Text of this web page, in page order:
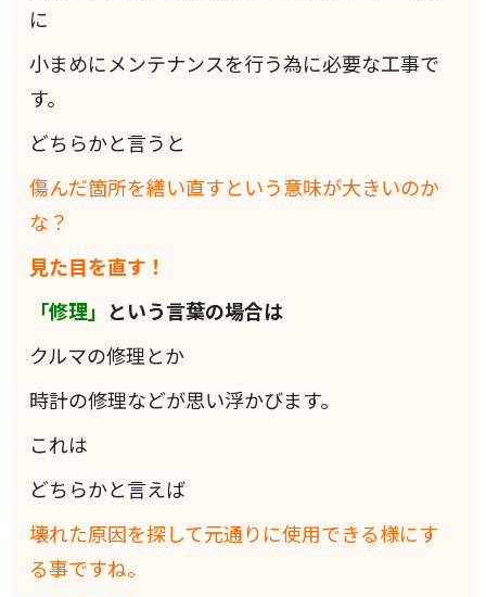
に
小まめにメンテナンスを行う為に必要な工事で
す。
どちらかと言うと
傷んだ箇所を繕い直すという意味が大きいのか
な？
見た目を直す！
「修理」 という言葉の場合は
クルマの修理とか
時計の修理などが思い浮かびます。
これは
どちらかと言えば
壊れた原因を探して元通りに使用できる様にす
る事ですね。